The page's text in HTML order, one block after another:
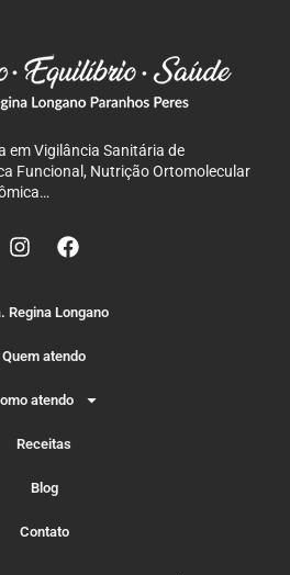
em Vigilância Sanitária de
Funcional, Nutrição Ortomolecular
Regina Longano
Quem atendo
atendo
Receitas
Blog
Contato